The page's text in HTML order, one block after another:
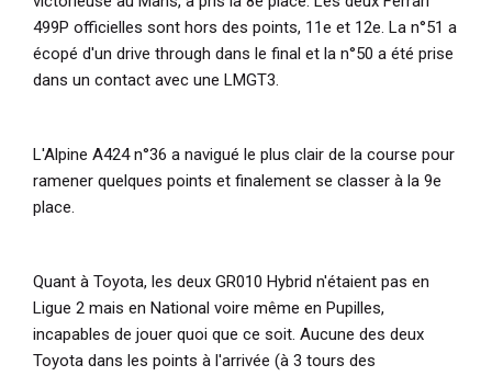
499P officielles sont hors des points, 11e et 12e. La n°51 a
écopé d'un drive through dans le final et la n°50 a été prise
dans un contact avec une LMGT3.
L'Alpine A424 n°36 a navigué le plus clair de la course pour
ramener quelques points et finalement se classer à la 9e
place.
Quant à Toyota, les deux GR010 Hybrid n'étaient pas en
Ligue 2 mais en National voire même en Pupilles,
incapables de jouer quoi que ce soit. Aucune des deux
Toyota dans les points à l'arrivée (à 3 tours des